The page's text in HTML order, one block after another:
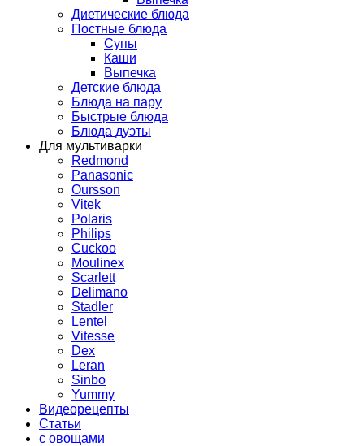
Диетические блюда
Постные блюда
Супы
Каши
Выпечка
Детские блюда
Блюда на пару
Быстрые блюда
Блюда дуэты
Для мультиварки
Redmond
Panasonic
Oursson
Vitek
Polaris
Philips
Cuckoo
Moulinex
Scarlett
Delimano
Stadler
Lentel
Vitesse
Dex
Leran
Sinbo
Yummy
Видеорецепты
Статьи
с овощами